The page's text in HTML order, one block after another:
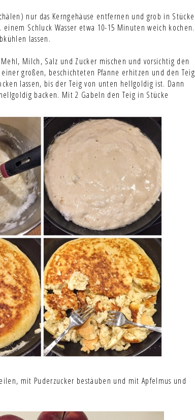
nur das Kerngehäuse entfernen und grob in Stücke
Schluck Wasser etwa 10-15 Minuten weich kochen.
lassen.
Milch, Salz und Zucker mischen und vorsichtig den
großen, beschichteten Pfanne erhitzen und den Teig
lassen, bis der Teig von unten hellgoldig ist. Dann
backen. Mit 2 Gabeln den Teig in Stücke
mit Puderzucker bestäuben und mit Apfelmus und